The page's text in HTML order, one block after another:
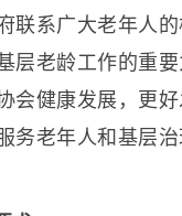
联系广大老年人
层老龄工作的重
会健康发展，更
务老年人和基层